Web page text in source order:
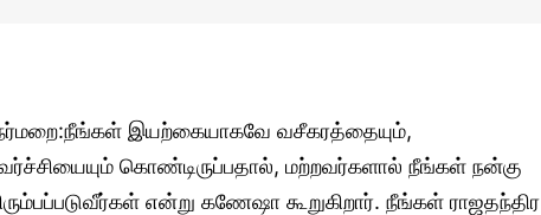
இயற்கையாகவே வசீகரத்தையும்,
கொண்டிருப்பதால், மற்றவர்களால் நீங்கள் நன்கு
என்று கணேஷா கூறுகிறார். நீங்கள் ராஜதந்திர